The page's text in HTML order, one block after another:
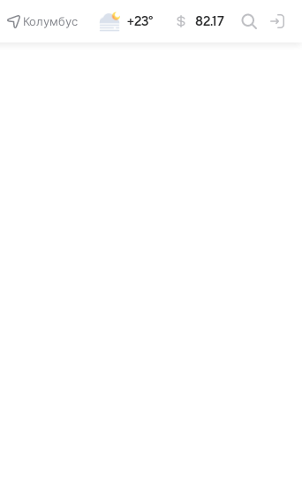
Колумбус +23° 82.17